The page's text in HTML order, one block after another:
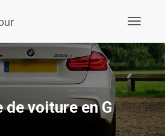
v
r
i
r
/
f
e
r
m
de voiture en G